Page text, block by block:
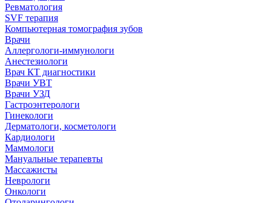
Ревматология
SVF терапия
Компьютерная томография зубов
Врачи
Аллергологи-иммунологи
Анестезиологи
Врач КТ диагностики
Врачи УВТ
Врачи УЗД
Гастроэнтерологи
Гинекологи
Дерматологи, косметологи
Кардиологи
Маммологи
Мануальные терапевты
Массажисты
Неврологи
Онкологи